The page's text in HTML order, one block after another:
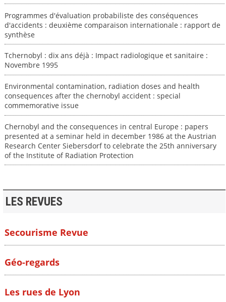
Programmes d'évaluation probabiliste des conséquences
d'accidents : deuxième comparaison internationale : rapport de
synthèse
Tchernobyl : dix ans déjà : Impact radiologique et sanitaire :
Novembre 1995
Environmental contamination, radiation doses and health
consequences after the chernobyl accident : special
commemorative issue
Chernobyl and the consequences in central Europe : papers
presented at a seminar held in december 1986 at the Austrian
Research Center Siebersdorf to celebrate the 25th anniversary
of the Institute of Radiation Protection
LES REVUES
Secourisme Revue
Géo-regards
Les rues de Lyon